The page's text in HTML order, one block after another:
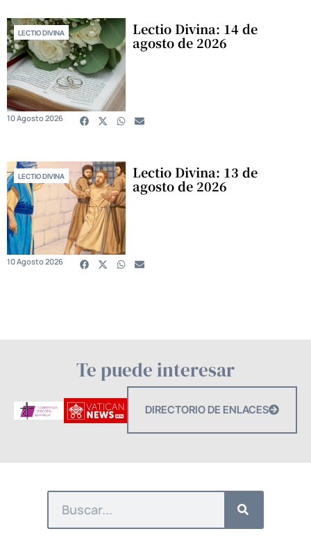
LECTIO DIVINA Lectio Divina: 14 de
agosto de 2026
10 Agosto 2026
LECTIO DIVINA Lectio Divina: 13 de
agosto de 2026
10 Agosto 2026
Te puede interesar
DIRECTORIO DE ENLACES